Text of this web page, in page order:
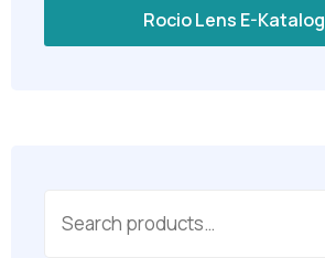
Rocio Lens E-Katalog